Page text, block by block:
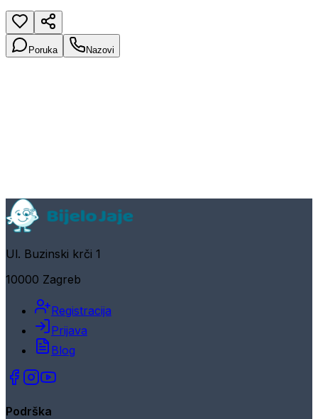
Poruka Nazovi
Ul. Buzinski krči 1
10000 Zagreb
Registracija
Prijava
Blog
Podrška